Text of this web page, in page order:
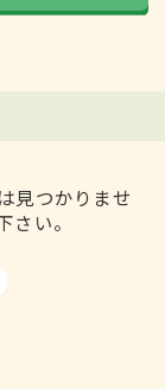
見つかりませ
い。